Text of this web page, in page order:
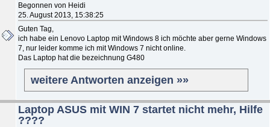
Begonnen von Heidi
25. August 2013, 15:38:25
Guten Tag,
ich habe ein Lenovo Laptop mit Windows 8 ich möchte aber gerne Windows
7, nur leider komme ich mit Windows 7 nicht online.
Das Laptop hat die bezeichnung G480
weitere Antworten anzeigen »»
Laptop ASUS mit WIN 7 startet nicht mehr, Hilfe
????